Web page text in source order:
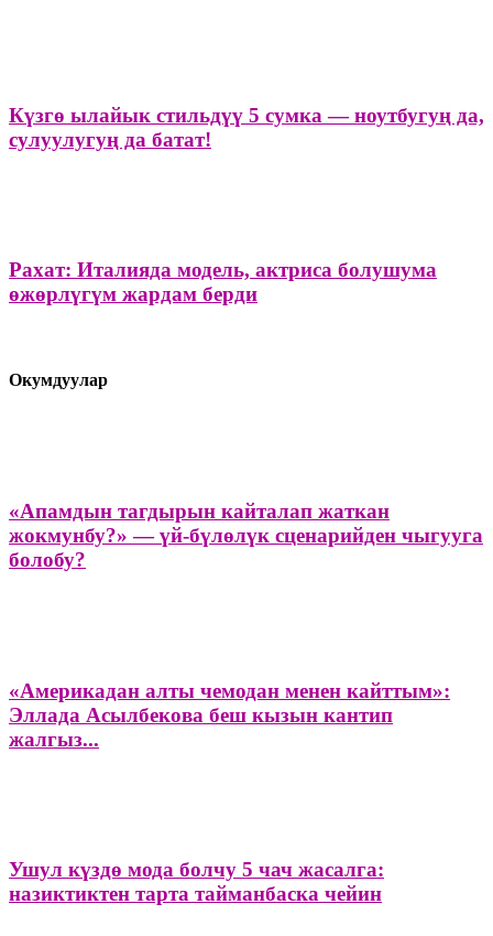
Күзгө ылайык стильдүү 5 сумка — ноутбугуң да,
сулуулугуң да батат!
Рахат: Италияда модель, актриса болушума
өжөрлүгүм жардам берди
Окумдуулар
«Апамдын тагдырын кайталап жаткан
жокмунбу?» — үй-бүлөлүк сценарийден чыгууга
болобу?
«Америкадан алты чемодан менен кайттым»:
Эллада Асылбекова беш кызын кантип
жалгыз...
Ушул күздө мода болчу 5 чач жасалга:
назиктиктен тарта тайманбаска чейин